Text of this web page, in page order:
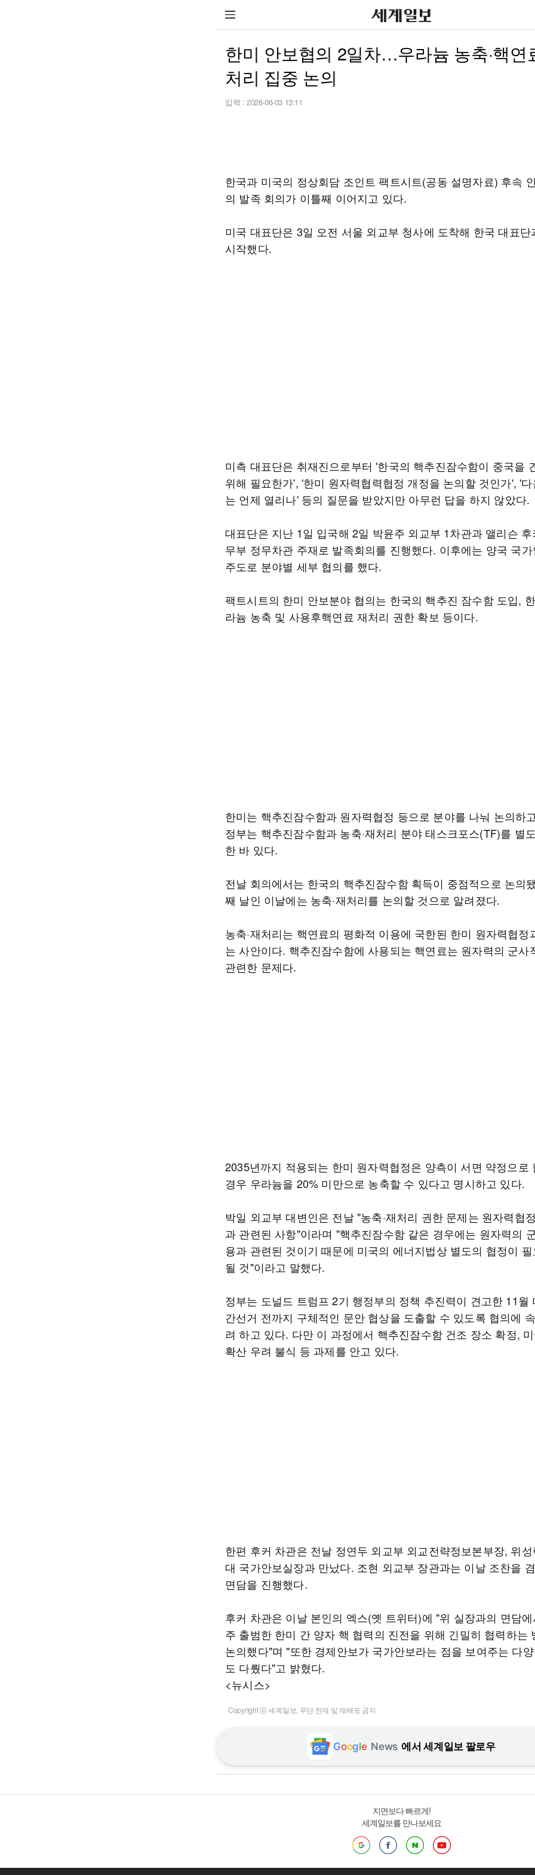
한미 안보협의 2일차…우라늄 농축·핵연
처리 집중 논의
입력 : 2026-06-03 13:11
한국과 미국의 정상회담 조인트 팩트시트(공동 설명자료) 후속
의 발족 회의가 이틀째 이어지고 있다.
미국 대표단은 3일 오전 서울 외교부 청사에 도착해 한국 대표단
시작했다.
미측 대표단은 취재진으로부터 '한국의 핵추진잠수함이 중국을
위해 필요한가', '한미 원자력협력협정 개정을 논의할 것인가', '다
는 언제 열리나' 등의 질문을 받았지만 아무런 답을 하지 않았다.
대표단은 지난 1일 입국해 2일 박윤주 외교부 1차관과 앨리슨
무부 정무차관 주재로 발족회의를 진행했다. 이후에는 양국 국가
주도로 분야별 세부 협의를 했다.
팩트시트의 한미 안보분야 협의는 한국의 핵추진 잠수함 도입,
라늄 농축 및 사용후핵연료 재처리 권한 확보 등이다.
한미는 핵추진잠수함과 원자력협정 등으로 분야를 나눠 논의하
정부는 핵추진잠수함과 농축·재처리 분야 태스크포스(TF)를 별
한 바 있다.
전날 회의에서는 한국의 핵추진잠수함 획득이 중점적으로 논의
째 날인 이날에는 농축·재처리를 논의할 것으로 알려졌다.
농축·재처리는 핵연료의 평화적 이용에 국한된 한미 원자력협정
는 사안이다. 핵추진잠수함에 사용되는 핵연료는 원자력의 군사
관련한 문제다.
2035년까지 적용되는 한미 원자력협정은 양측이 서면 약정으로
경우 우라늄을 20% 미만으로 농축할 수 있다고 명시하고 있다.
박일 외교부 대변인은 전날 "농축·재처리 권한 문제는 원자력협
과 관련된 사항"이라며 "핵추진잠수함 같은 경우에는 원자력의
용과 관련된 것이기 때문에 미국의 에너지법상 별도의 협정이 필
될 것"이라고 말했다.
정부는 도널드 트럼프 2기 행정부의 정책 추진력이 견고한 11월
간선거 전까지 구체적인 문안 협상을 도출할 수 있도록 협의에
려 하고 있다. 다만 이 과정에서 핵추진잠수함 건조 장소 확정,
확산 우려 불식 등 과제를 안고 있다.
한편 후커 차관은 전날 정연두 외교부 외교전략정보본부장, 위
대 국가안보실장과 만났다. 조현 외교부 장관과는 이날 조찬을
면담을 진행했다.
후커 차관은 이날 본인의 엑스(옛 트위터)에 "위 실장과의 면담
주 출범한 한미 간 양자 핵 협력의 진전을 위해 긴밀히 협력하는
논의했다"며 "또한 경제안보가 국가안보라는 점을 보여주는 다
도 다뤘다"고 밝혔다.
<뉴시스>
Copyright ⓒ 세계일보. 무단 전재 및 재배포 금지
Google News 에서 세계일보 팔로우
지면보다 빠르게!
세계일보를 만나보세요